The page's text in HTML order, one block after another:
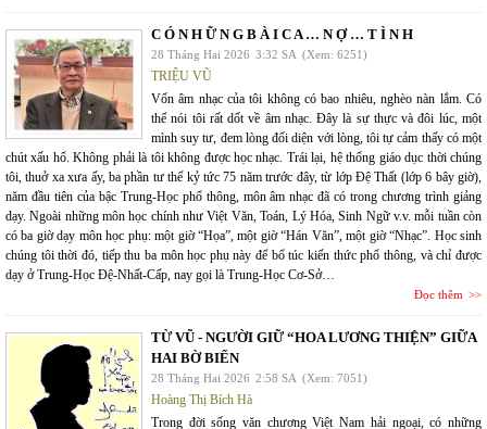
C Ó N H Ữ N G B À I C A … N Ợ … T Ì N H
28 Tháng Hai 2026 3:32 SA (Xem: 6251)
TRIỆU VŨ
Vốn âm nhạc của tôi không có bao nhiêu, nghèo nàn lắm. Có
thể nói tôi rất dốt về âm nhạc. Đây là sự thực và đôi lúc, một
mình suy tư, đem lòng đối diện với lòng, tôi tự cảm thấy có một
chút xấu hổ. Không phải là tôi không được học nhạc. Trái lại, hệ thống giáo dục thời chúng
tôi, thuở xa xưa ấy, ba phần tư thế kỷ tức 75 năm trước đây, từ lớp Đệ Thất (lớp 6 bây giờ),
năm đầu tiên của bậc Trung-Học phổ thông, môn âm nhạc đã có trong chương trình giảng
dạy. Ngoài những môn học chính như Việt Văn, Toán, Lý Hóa, Sinh Ngữ v.v. mỗi tuần còn
có ba giờ dạy môn học phụ: một giờ “Họa”, một giờ “Hán Văn”, một giờ “Nhạc”. Học sinh
chúng tôi thời đó, tiếp thu ba môn học phụ này để bổ túc kiến thức phổ thông, và chỉ được
dạy ở Trung-Học Đệ-Nhất-Cấp, nay gọi là Trung-Học Cơ-Sở…
Đọc thêm
TỪ VŨ - NGƯỜI GIỮ “HOA LƯƠNG THIỆN” GIỮA
HAI BỜ BIỂN
28 Tháng Hai 2026 2:58 SA (Xem: 7051)
Hoàng Thị Bích Hà
Trong đời sống văn chương Việt Nam hải ngoại, có những